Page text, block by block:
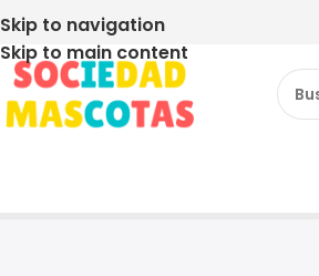
Skip to navigation
Skip to main content